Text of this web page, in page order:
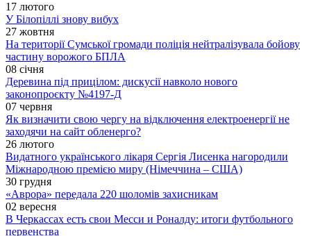
17 лютого
У Білопіллі знову вибух
27 жовтня
На території Сумської громади поліція нейтралізувала бойову
частину ворожого БПЛА
08 січня
Деревина під прицілом: дискусії навколо нового
законопроєкту №4197-Д
07 червня
Як визначити свою чергу на відключення електроенергії не
заходячи на сайт обленерго?
26 лютого
Видатного українського лікаря Сергія Лисенка нагородили
Міжнародною премією миру (Німеччина – США)
30 грудня
«Аврора» передала 220 шоломів захисникам
02 вересня
В Черкассах есть свои Месси и Роналду: итоги футбольного
первенства